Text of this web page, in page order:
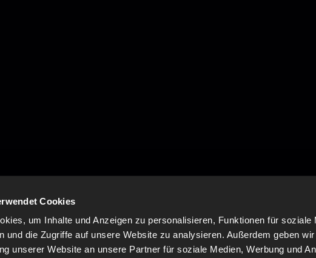
Cookies
um Inhalte und Anzeigen zu personalisieren, Funktionen für soziale
und die Zugriffe auf unsere Website zu analysieren. Außerdem geben
unserer Website an unsere Partner für soziale Medien, Werbung und